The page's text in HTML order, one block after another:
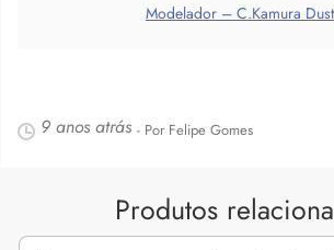
Modelador – C.Kamura
9 anos atrás - Por Felipe Gomes
Produtos